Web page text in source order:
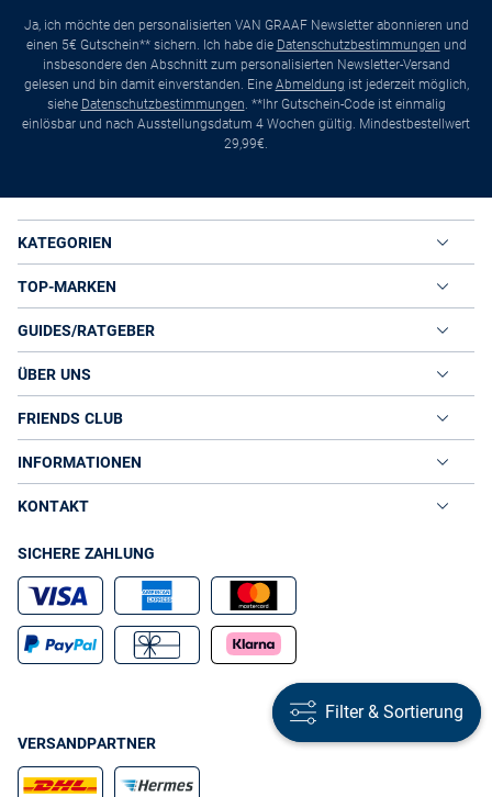
Ja, ich möchte den personalisierten VAN GRAAF Newsletter abonnieren und
einen 5€ Gutschein** sichern. Ich habe die Datenschutzbestimmungen und
insbesondere den Abschnitt zum personalisierten Newsletter-Versand
gelesen und bin damit einverstanden. Eine Abmeldung ist jederzeit möglich,
siehe Datenschutzbestimmungen. **Ihr Gutschein-Code ist einmalig
einlösbar und nach Ausstellungsdatum 4 Wochen gültig. Mindestbestellwert
29,99€.
KATEGORIEN
TOP-MARKEN
GUIDES/RATGEBER
ÜBER UNS
FRIENDS CLUB
INFORMATIONEN
KONTAKT
SICHERE ZAHLUNG
VERSANDPARTNER
Filter & Sortierung
Filter & Sortierung